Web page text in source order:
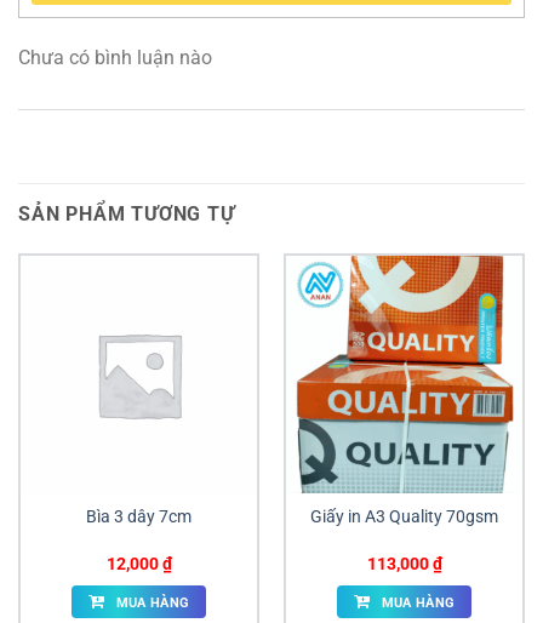
Chưa có bình luận nào
SẢN PHẨM TƯƠNG TỰ
Bìa 3 dây 7cm
12,000₫
MUA HÀNG
Giấy in A3 Quality 70gsm
113,000₫
MUA HÀNG